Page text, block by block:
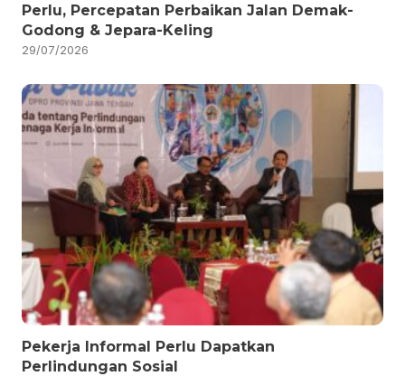
Perlu, Percepatan Perbaikan Jalan Demak-
Godong & Jepara-Keling
29/07/2026
Pekerja Informal Perlu Dapatkan
Perlindungan Sosial